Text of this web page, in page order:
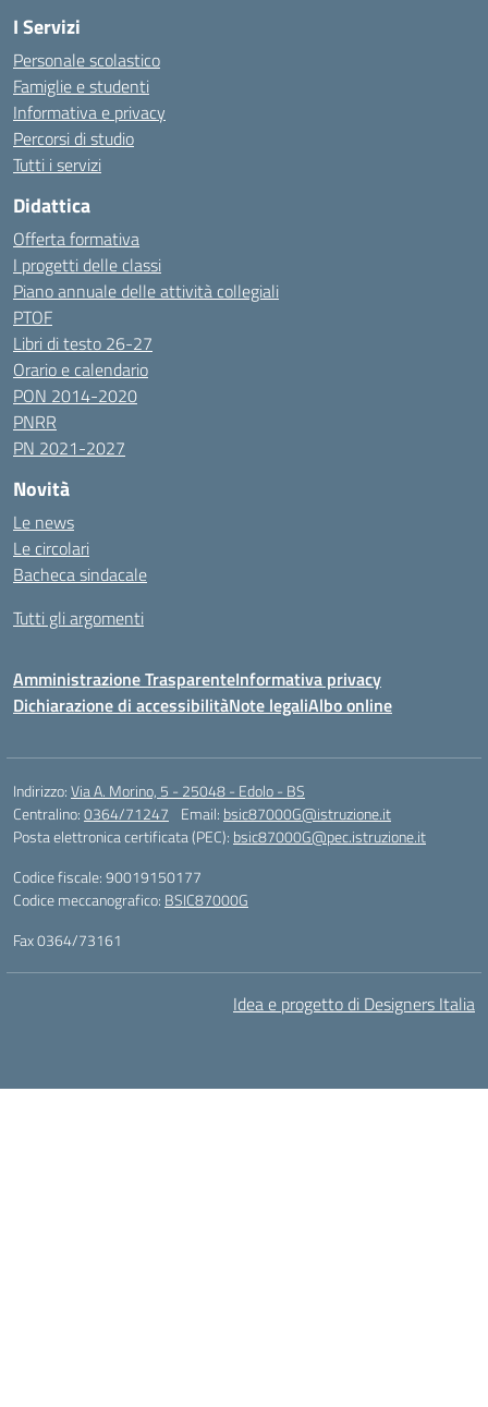
I Servizi
Personale scolastico
Famiglie e studenti
Informativa e privacy
Percorsi di studio
Tutti i servizi
Didattica
Offerta formativa
I progetti delle classi
Piano annuale delle attività collegiali
PTOF
Libri di testo 26-27
Orario e calendario
PON 2014-2020
PNRR
PN 2021-2027
Novità
Le news
Le circolari
Bacheca sindacale
Tutti gli argomenti
Amministrazione TrasparenteInformativa privacy
Dichiarazione di accessibilitàNote legaliAlbo online
Indirizzo:Via A. Morino, 5 - 25048 - Edolo - BS
Centralino:0364/71247 Email: bsic87000G@istruzione.it
Posta elettronica certificata (PEC): bsic87000G@pec.istruzione.it
Codice fiscale: 90019150177
Codice meccanografico: BSIC87000G
Fax 0364/73161
Idea e progetto di Designers Italia